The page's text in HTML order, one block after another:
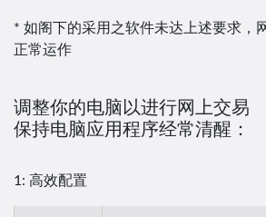
* 如阁下的采用之软件未达上述要求，
正常运作
调整你的电脑以进行网上交易
保持电脑应用程序经常清醒：
1: 高效配置